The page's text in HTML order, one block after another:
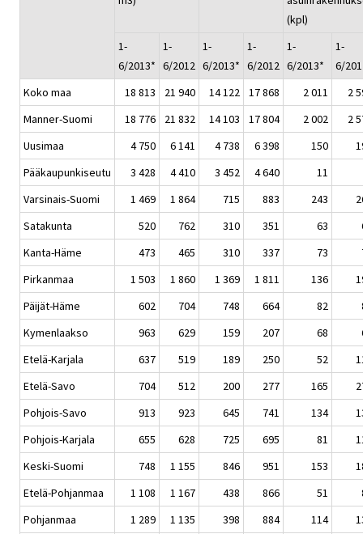
(kpl)
1-
6/2013*
1-
6/2012
1-
6/2013*
1-
6/2012
1-
6/2013*
1-
6/
Koko maa
18 813 21 940 14 122 17 868 2 011
2
Manner-Suomi
18 776 21 832 14 103 17 804 2 002
2
Uusimaa
4 750 6 141 4 738 6 398 150
Pääkaupunkiseutu
3 428 4 410 3 452 4 640
11
Varsinais-Suomi
1 469 1 864 715 883 243
Satakunta
520 762 310 351 63
Kanta-Häme
473 465 310 337 73
Pirkanmaa
1 503 1 860 1 369 1 811 136
Päijät-Häme
602 704 748 664 82
Kymenlaakso
963 629 159 207 68
Etelä-Karjala
637 519 189 250 52
Etelä-Savo
704 512 200 277 165
Pohjois-Savo
913 923 645 741 134
Pohjois-Karjala
655 628 725 695 81
Keski-Suomi
748 1 155 846 951 153
Etelä-Pohjanmaa
1 108 1 167 438 866 51
Pohjanmaa
1 289 1 135 398 884 114